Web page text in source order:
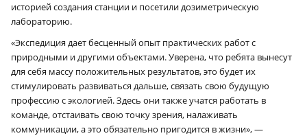
историей создания станции и посетили дозиметрическую
лабораторию.
«Экспедиция дает бесценный опыт практических работ с
природными и другими объектами. Уверена, что ребята вынесут
для себя массу положительных результатов, это будет их
стимулировать развиваться дальше, связать свою будущую
профессию с экологией. Здесь они также учатся работать в
команде, отстаивать свою точку зрения, налаживать
коммуникации, а это обязательно пригодится в жизни», —